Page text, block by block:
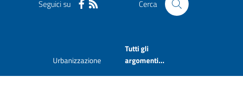
Seguici su Cerca
Urbanizzazione
Tutti gli
argomenti...